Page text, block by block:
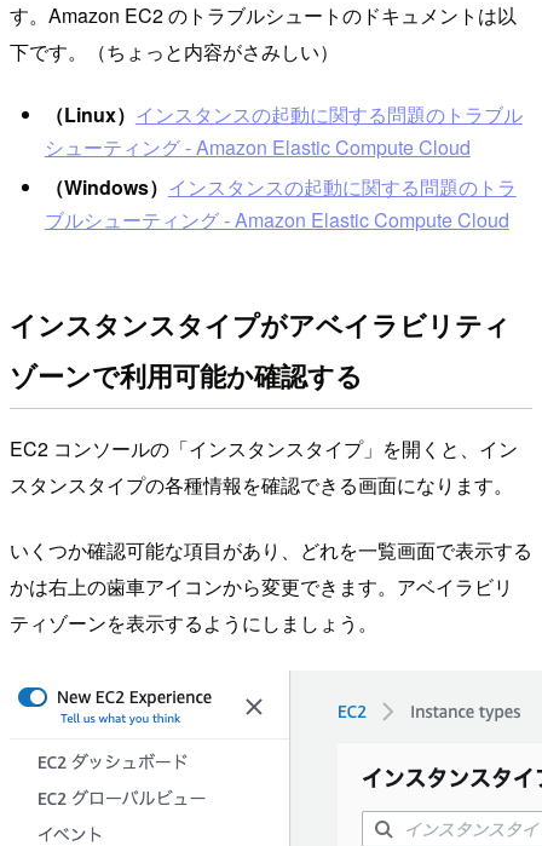
す。Amazon EC2 のトラブルシュートのドキュメントは以
下です。（ちょっと内容がさみしい）
（Linux） インスタンスの起動に関する問題のトラブル
シューティング - Amazon Elastic Compute Cloud
（Windows） インスタンスの起動に関する問題のトラ
ブルシューティング - Amazon Elastic Compute Cloud
インスタンスタイプがアベイラビリティ
ゾーンで利用可能か確認する
EC2 コンソールの「インスタンスタイプ」を開くと、イン
スタンスタイプの各種情報を確認できる画面になります。
いくつか確認可能な項目があり、どれを一覧画面で表示する
かは右上の歯車アイコンから変更できます。アベイラビリ
ティゾーンを表示するようにしましょう。